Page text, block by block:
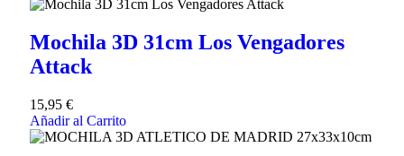
Mochila 3D 31cm Los Vengadores
Attack
15,95 €
Añadir al Carrito